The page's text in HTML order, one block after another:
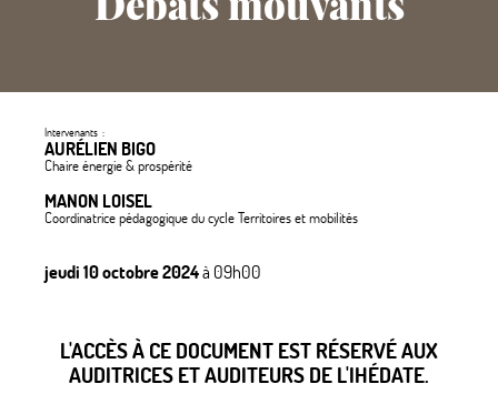
Intervenants :
AURÉLIEN BIGO
Chaire énergie & prospérité
MANON LOISEL
Coordinatrice pédagogique du cycle Territoires et mobilités
jeudi 10 octobre 2024à 09h00
L'ACCÈS À CE DOCUMENT EST RÉSERVÉ AUX
AUDITRICES ET AUDITEURS DE L'IHÉDATE.